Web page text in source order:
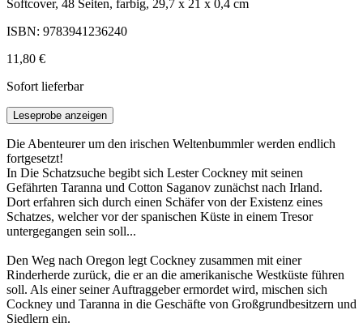
Softcover, 48 Seiten, farbig, 29,7 x 21 x 0,4 cm
ISBN: 9783941236240
11,80 €
Sofort lieferbar
Leseprobe anzeigen
Die Abenteurer um den irischen Weltenbummler werden endlich
fortgesetzt!
In Die Schatzsuche begibt sich Lester Cockney mit seinen
Gefährten Taranna und Cotton Saganov zunächst nach Irland.
Dort erfahren sich durch einen Schäfer von der Existenz eines
Schatzes, welcher vor der spanischen Küste in einem Tresor
untergegangen sein soll...
Den Weg nach Oregon legt Cockney zusammen mit einer
Rinderherde zurück, die er an die amerikanische Westküste führen
soll. Als einer seiner Auftraggeber ermordet wird, mischen sich
Cockney und Taranna in die Geschäfte von Großgrundbesitzern und
Siedlern ein.